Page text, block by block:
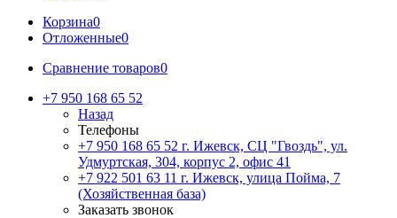
Корзина0
Отложенные0
Сравнение товаров0
+7 950 168 65 52
Назад
Телефоны
+7 950 168 65 52 г. Ижевск, СЦ "Гвоздь", ул.
Удмуртская, 304, корпус 2, офис 41
+7 922 501 63 11 г. Ижевск, улица Пойма, 7
(Хозяйственная база)
Заказать звонок